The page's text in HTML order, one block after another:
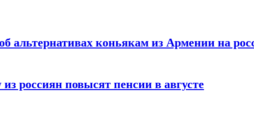
альтернативах коньякам из Армении на
россиян повысят пенсии в августе